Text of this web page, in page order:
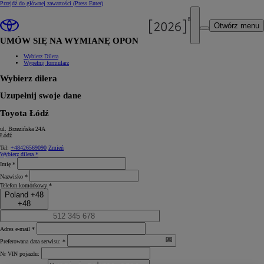
Przejdź do głównej zawartości (Press Enter)
Otwórz menu
UMÓW SIĘ NA WYMIANĘ OPON
Wybierz Dilera
Wypełnij formularz
Wybierz dilera
Uzupełnij swoje dane
Toyota Łódź
ul. Brzezińska 24A
Łódź
Tel: +48426569090 Zmień
Wybierz dilera *
Imię *
Nazwisko *
Telefon komórkowy *
Poland +48
+48
Adres e-mail *
Preferowana data serwisu: *
Nr VIN pojazdu: